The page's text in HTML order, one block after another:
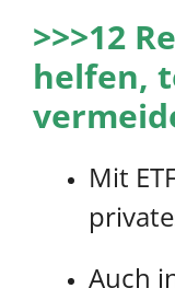
>>>12
helfen,
Mit
Auch